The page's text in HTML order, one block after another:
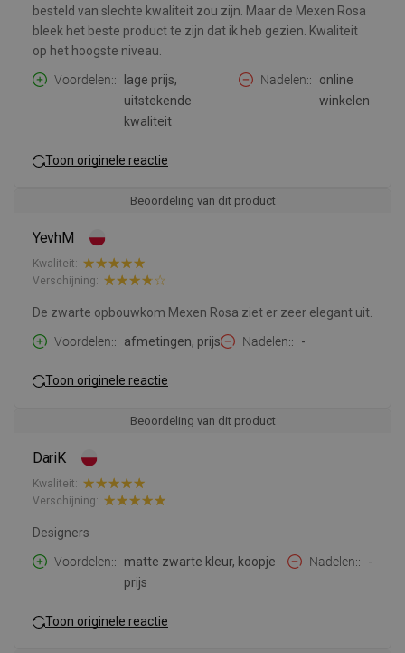
besteld van slechte kwaliteit zou zijn. Maar de Mexen Rosa
bleek het beste product te zijn dat ik heb gezien. Kwaliteit
op het hoogste niveau.
Voordelen:
lage prijs,
uitstekende
kwaliteit
Nadelen:
online
winkelen
Toon originele reactie
Beoordeling van dit product
YevhM
Kwaliteit:
Verschijning:
De zwarte opbouwkom Mexen Rosa ziet er zeer elegant uit.
Voordelen:
afmetingen, prijs Nadelen: -
Toon originele reactie
Beoordeling van dit product
DariK
Kwaliteit:
Verschijning:
Designers
Voordelen:
matte zwarte kleur, koopje
prijs
Nadelen: -
Toon originele reactie